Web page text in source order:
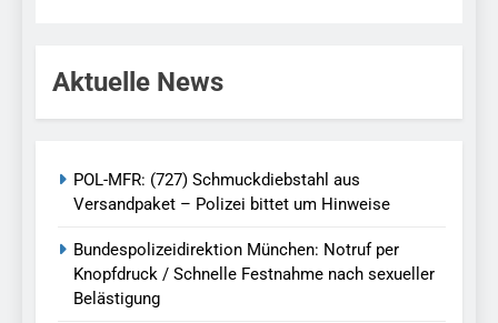
Aktuelle News
POL-MFR: (727) Schmuckdiebstahl aus
Versandpaket – Polizei bittet um Hinweise
Bundespolizeidirektion München: Notruf per
Knopfdruck / Schnelle Festnahme nach sexueller
Belästigung